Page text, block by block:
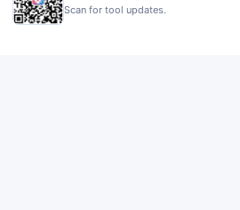
Scan for tool updates.